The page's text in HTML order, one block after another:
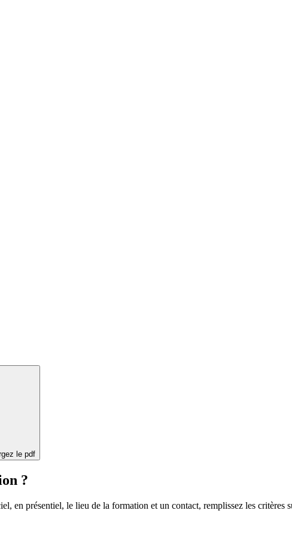
le pdf
?
en présentiel, le lieu de la formation et un contact, remplissez les critères